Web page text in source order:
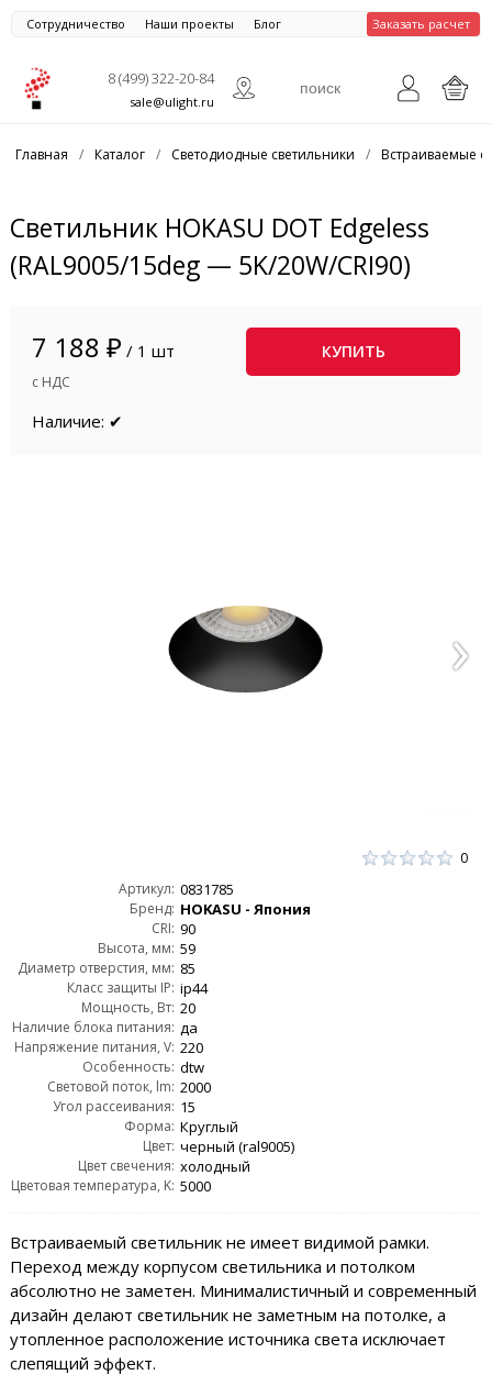
Сотрудничество Наши проекты Блог Заказать расчет
8 (499) 322-20-84
sale@ulight.ru
Главная / Каталог / Светодиодные светильники / Встраиваемые
Светильник HOKASU DOT Edgeless
(RAL9005/15deg — 5K/20W/CRI90)
7 188 ₽ / 1 шт
с НДС
КУПИТЬ
Наличие: ✔
0
Артикул: 0831785
Бренд: HOKASU - Япония
CRI: 90
Высота, мм: 59
Диаметр отверстия, мм: 85
Класс защиты IP: ip44
Мощность, Вт: 20
Наличие блока питания: да
Напряжение питания, V: 220
Особенность: dtw
Световой поток, lm: 2000
Угол рассеивания: 15
Форма: Круглый
Цвет: черный (ral9005)
Цвет свечения: холодный
Цветовая температура, K: 5000
Встраиваемый светильник не имеет видимой рамки.
Переход между корпусом светильника и потолком
абсолютно не заметен. Минималистичный и современный
дизайн делают светильник не заметным на потолке, а
утопленное расположение источника света исключает
слепящий эффект.